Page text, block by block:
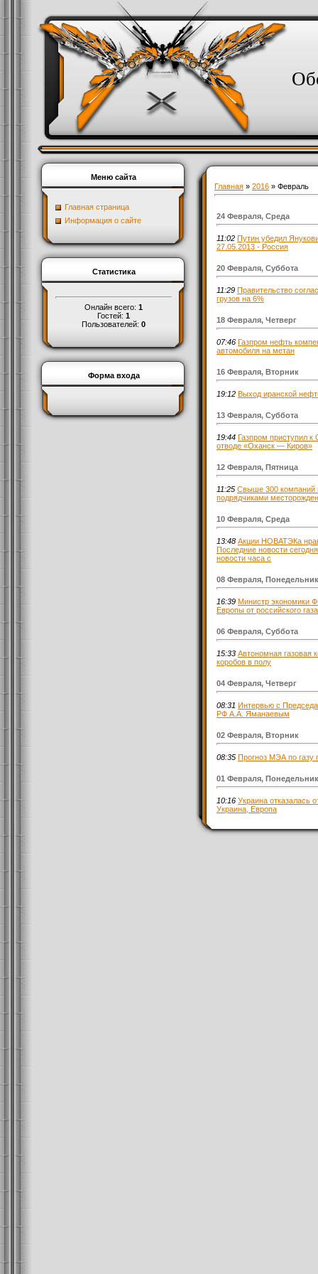
Меню сайта
Главная страница
Информация о сайте
Статистика
Онлайн всего: 1
Гостей: 1
Пользователей: 0
Форма входа
Главная » 2016 » Февраль
24 Февраля, Среда
11:02 Путин убедил
27.05.2013 - Россия
20 Февраля, Суббота
11:29 Правительство
грузов на 6%
18 Февраля, Четверг
07:46 Газпром нефть
автомобиля на метан
16 Февраля, Вторник
19:12 Выход иранской
13 Февраля, Суббота
19:44 Газпром приступил
отводе «Оханск — Киров»
12 Февраля, Пятница
11:25 Свыше 300 компаний
подрядчиками
10 Февраля, Среда
13:48 Акции НОВАТЭКа
Последние новости
новости часа с
08 Февраля, Понедельник
16:39 Министр экономики
Европы от российского газа
06 Февраля, Суббота
15:33 Автономная газовая
коробов в полу
04 Февраля, Четверг
08:31 Интервью с
РФ А.А. Яманаевым
02 Февраля, Вторник
08:35 Прогноз МЭА по газу
01 Февраля, Понедельник
10:16 Украина отказалась
Украина, Европа